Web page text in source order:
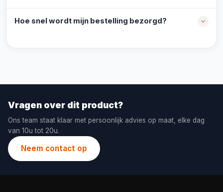
Hoe snel wordt mijn bestelling bezorgd?
Vragen over dit product?
Ons team staat klaar met persoonlijk advies op maat, elke dag
van 10u tot 20u.
Neem contact op